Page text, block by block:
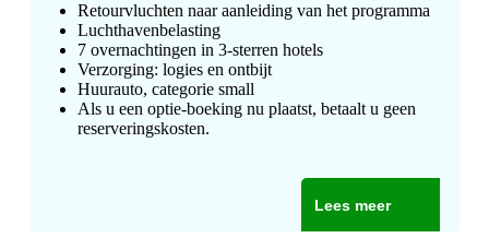
Retourvluchten naar aanleiding van het programma
Luchthavenbelasting
7 overnachtingen in 3-sterren hotels
Verzorging: logies en ontbijt
Huurauto, categorie small
Als u een optie-boeking nu plaatst, betaalt u geen
reserveringskosten.
Lees meer